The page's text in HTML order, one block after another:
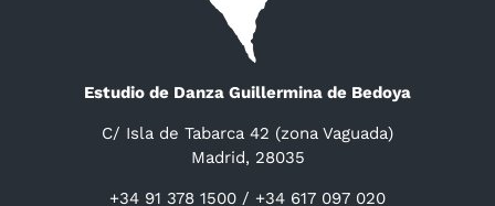
Estudio de Danza Guillermina de Bedoya
C/ Isla de Tabarca 42 (zona Vaguada)
Madrid, 28035
+34 91 378 1500 / +34 617 097 020